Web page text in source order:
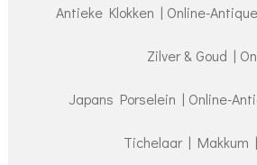
Antieke Klokken | Online-
Zilver & Goud |
Japans Porselein | Online-
Tichelaar | Makkum